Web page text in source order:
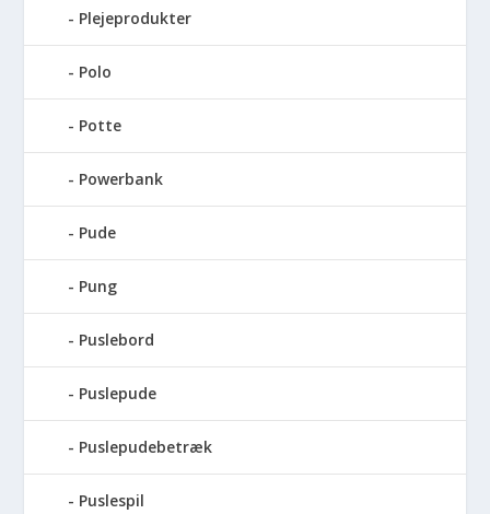
Plejeprodukter
Polo
Potte
Powerbank
Pude
Pung
Puslebord
Puslepude
Puslepudebetræk
Puslespil